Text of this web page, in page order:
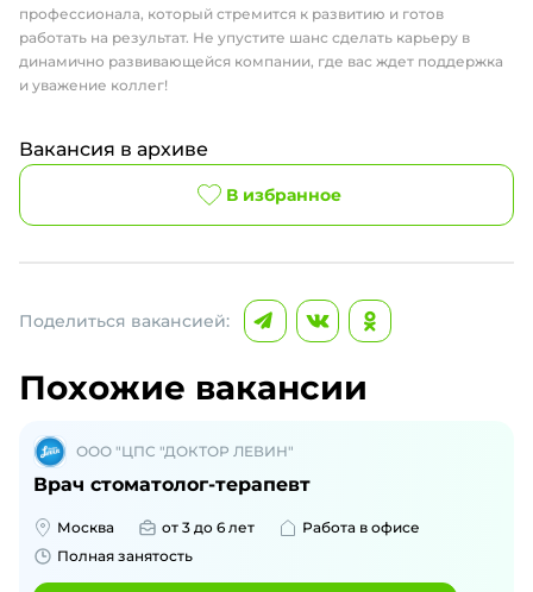
профессионала, который стремится к развитию и готов
работать на результат. Не упустите шанс сделать карьеру в
динамично развивающейся компании, где вас ждет поддержка
и уважение коллег!
Вакансия в архиве
В избранное
Поделиться вакансией:
Похожие вакансии
ООО "ЦПС "ДОКТОР ЛЕВИН"
Врач стоматолог-терапевт
Москва от 3 до 6 лет
Работа в офисе
Полная занятость